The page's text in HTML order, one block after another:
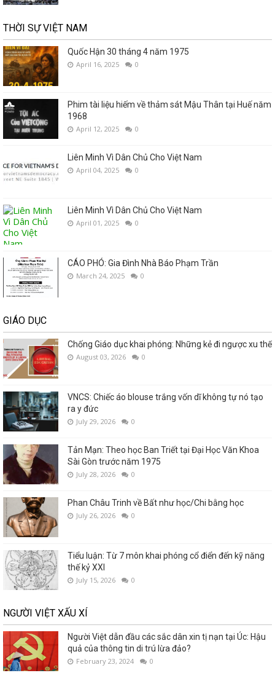
THỜI SỰ VIỆT NAM
Quốc Hận 30 tháng 4 năm 1975
April 16, 2025 0
Phim tài liệu hiếm về thảm sát Mậu Thân tại Huế năm
1968
April 12, 2025 0
Liên Minh Vì Dân Chủ Cho Việt Nam
April 04, 2025 0
Liên Minh Vì Dân Chủ Cho Việt Nam
April 01, 2025 0
CÁO PHÓ: Gia Đình Nhà Báo Phạm Trần
March 24, 2025 0
GIÁO DỤC
Chống Giáo dục khai phóng: Những kẻ đi ngược xu thế
August 03, 2026 0
VNCS: Chiếc áo blouse trắng vốn dĩ không tự nó tạo
ra y đức
July 29, 2026 0
Tản Mạn: Theo học Ban Triết tại Đại Học Văn Khoa
Sài Gòn trước năm 1975
July 28, 2026 0
Phan Châu Trinh về Bất như học/Chi bằng học
July 26, 2026 0
Tiểu luận: Từ 7 môn khai phóng cổ điển đến kỹ năng
thế kỷ XXI
July 15, 2026 0
NGƯỜI VIỆT XẤU XÍ
Người Việt dẫn đầu các sắc dân xin tị nạn tại Úc: Hậu
quả của thông tin di trú lừa đảo?
February 23, 2024 0